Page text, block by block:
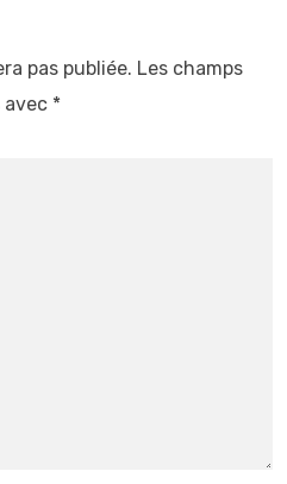
pas publiée. Les champs
avec *